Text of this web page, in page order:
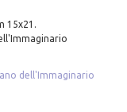
15x21.
dell'Immaginario